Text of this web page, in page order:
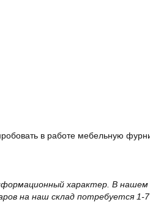
в работе мебельную
характер. В нашем
на наш склад потребуется 1-7